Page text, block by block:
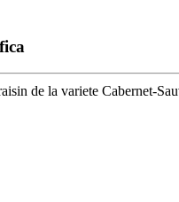
de la variete Cabernet-